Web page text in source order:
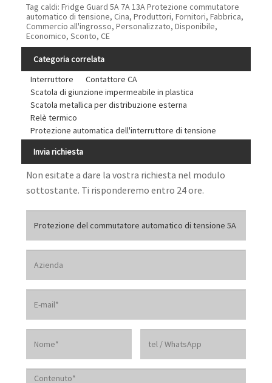
Tag caldi: Fridge Guard 5A 7A 13A Protezione commutatore
automatico di tensione, Cina, Produttori, Fornitori, Fabbrica,
Commercio all'ingrosso, Personalizzato, Disponibile,
Economico, Sconto, CE
Categoria correlata
Interruttore
Contattore CA
Scatola di giunzione impermeabile in plastica
Scatola metallica per distribuzione esterna
Relè termico
Protezione automatica dell'interruttore di tensione
Invia richiesta
Non esitate a dare la vostra richiesta nel modulo
sottostante. Ti risponderemo entro 24 ore.